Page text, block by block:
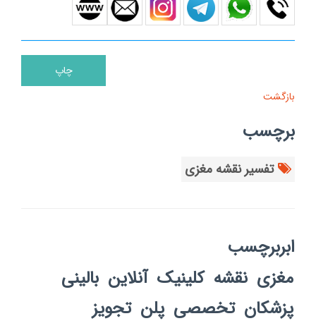
بازگشت
برچسب
تفسیر نقشه مغزی
ابربرچسب
مغزی نقشه کلینیک آنلاین بالینی
پزشکان تخصصی پلن تجویز